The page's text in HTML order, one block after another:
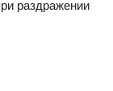
раздражении